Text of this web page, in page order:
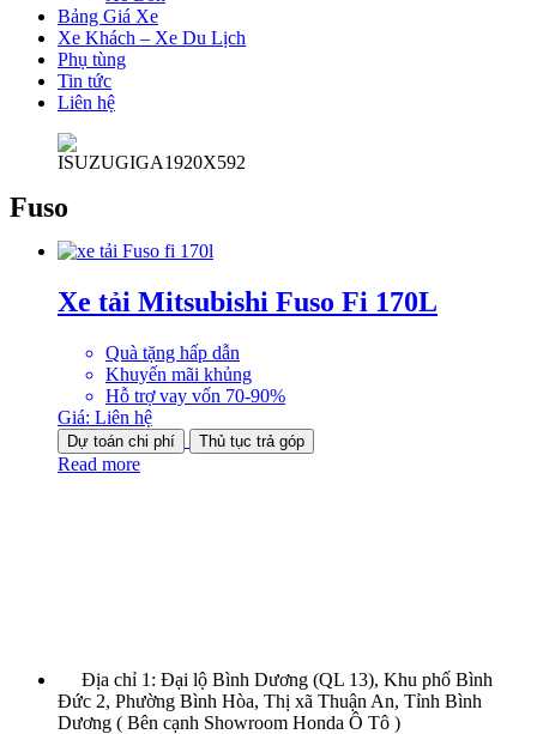
Bảng Giá Xe
Xe Khách – Xe Du Lịch
Phụ tùng
Tin tức
Liên hệ
Fuso
Xe tải Mitsubishi Fuso Fi 170L
Quà tặng hấp dẫn
Khuyến mãi khủng
Hỗ trợ vay vốn 70-90%
Giá: Liên hệ
Dự toán chi phí Thủ tục trả góp
Read more
Địa chỉ 1: Đại lộ Bình Dương (QL 13), Khu phố Bình
Đức 2, Phường Bình Hòa, Thị xã Thuận An, Tỉnh Bình
Dương ( Bên cạnh Showroom Honda Ô Tô )